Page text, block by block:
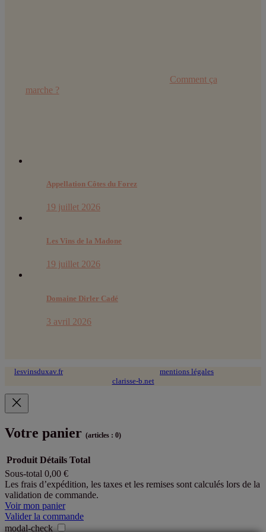
Comment ça
marche ?
Appellation Côtes du Forez
19 juillet 2026
Les Vins de la Madone
19 juillet 2026
Domaine Dirler Cadé
3 avril 2026
lesvinsduxav.fr© 2024 tous droits réservés ~ mentions légales
clarisse-b.net
Votre panier (articles : 0)
Produits
dans
le
Produit Détails Total
Sous-total 0,00 €
Les frais d’expédition, les taxes et les remises sont calculés lors de la
validation de commande.
Voir mon panier
Valider la commande
modal-check